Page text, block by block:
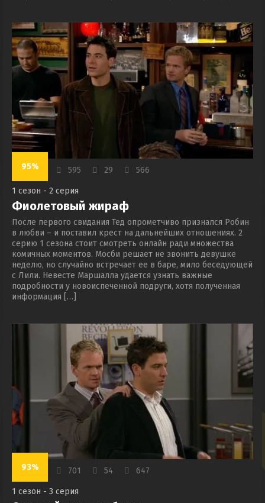
95% 595 29 566
1 сезон - 2 серия
Фиолетовый жираф
После первого свидания Тед опрометчиво признался Робин
в любви – и поставил крест на дальнейших отношениях. 2
серию 1 сезона стоит смотреть онлайн ради множества
комичных моментов. Мосби решает не звонить девушке
неделю, но случайно встречает ее в баре, мило беседующей
с Лили. Невесте Маршалла удается узнать важные
подробности у новоиспеченной подруги, хотя полученная
информация […]
93% 701 54 647
1 сезон - 3 серия